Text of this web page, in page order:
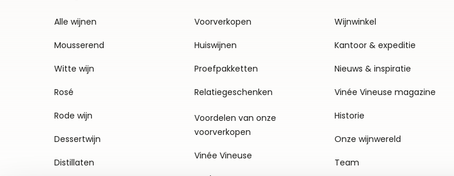
Alle wijnen
Mousserend
Witte wijn
Rosé
Rode wijn
Dessertwijn
Distillaten
Voorverkopen
Huiswijnen
Proefpakketten
Relatiegeschenken
Voordelen van onze
voorverkopen
Vinée Vineuse
Wijnwinkel
Kantoor & expeditie
Nieuws & inspiratie
Vinée Vineuse magazine
Historie
Onze wijnwereld
Team